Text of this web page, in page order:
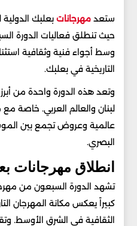
ستعدمهرجانات
وسط أجواء فنية وثقافية
التاريخية في بعلبك.
وتعد هذه الدورة واحدة من
لبنان والعالم العربي. خاصة
عالمية وعروض تجمع بين
البصري.
انطلاق مهرجانات
تشهد الدورة السبعون من
كبيراً يعكس مكانة المهرجان
الثقافية في الشرق الأوسط.